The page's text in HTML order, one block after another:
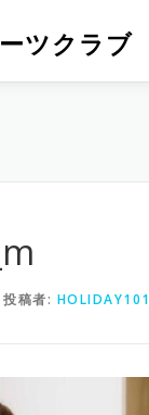
ツクラブ
投稿者: HOLIDAY101